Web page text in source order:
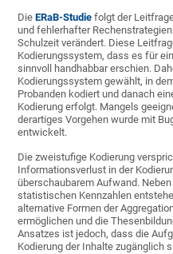
DieERaB-Studie folgt der
und fehlerhafter
Schulzeit verändert. Diese
Kodierungssystem, dass es für
sinnvoll handhabbar erschien.
Kodierungssystem gewählt, in
Probanden kodiert und danach
Kodierung erfolgt. Mangels
derartiges Vorgehen wurde mit
entwickelt.
Die zweistufige Kodierung
Informationsverlust in der
überschaubarem Aufwand.
statistischen Kennzahlen
alternative Formen der
ermöglichen und die
Ansatzes ist jedoch, dass die
Kodierung der Inhalte zugänglich